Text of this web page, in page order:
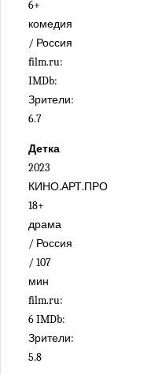
6+
комедия
/ Россия
film.ru:
IMDb:
Зрители:
6.7
Детка
2023
КИНО.АРТ.ПРО
18+
драма
/ Россия
/ 107
мин
film.ru:
6 IMDb:
Зрители:
5.8